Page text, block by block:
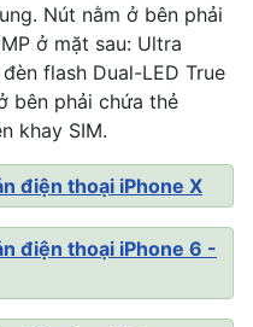
Nút nằm ở bên phải
ở mặt sau: Ultra
flash Dual-LED True
bên phải chứa thẻ
khay SIM.
điện thoại iPhone X
điện thoại iPhone 6 -